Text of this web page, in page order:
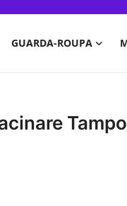
GUARDA-ROUPA